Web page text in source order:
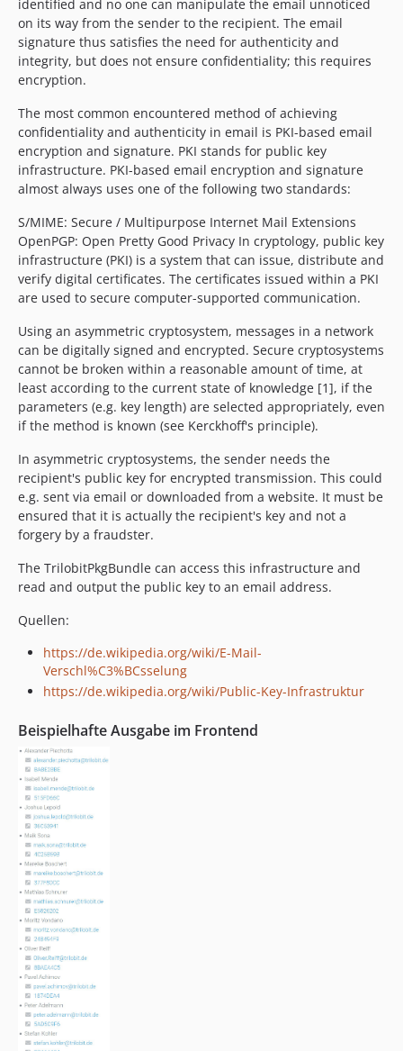
identified and no one can manipulate the email unnoticed
on its way from the sender to the recipient. The email
signature thus satisfies the need for authenticity and
integrity, but does not ensure confidentiality; this requires
encryption.
The most common encountered method of achieving
confidentiality and authenticity in email is PKI-based email
encryption and signature. PKI stands for public key
infrastructure. PKI-based email encryption and signature
almost always uses one of the following two standards:
S/MIME: Secure / Multipurpose Internet Mail Extensions
OpenPGP: Open Pretty Good Privacy In cryptology, public key
infrastructure (PKI) is a system that can issue, distribute and
verify digital certificates. The certificates issued within a PKI
are used to secure computer-supported communication.
Using an asymmetric cryptosystem, messages in a network
can be digitally signed and encrypted. Secure cryptosystems
cannot be broken within a reasonable amount of time, at
least according to the current state of knowledge [1], if the
parameters (e.g. key length) are selected appropriately, even
if the method is known (see Kerckhoff's principle).
In asymmetric cryptosystems, the sender needs the
recipient's public key for encrypted transmission. This could
e.g. sent via email or downloaded from a website. It must be
ensured that it is actually the recipient's key and not a
forgery by a fraudster.
The TrilobitPkgBundle can access this infrastructure and
read and output the public key to an email address.
Quellen:
https://de.wikipedia.org/wiki/E-Mail-
Verschl%C3%BCsselung
https://de.wikipedia.org/wiki/Public-Key-Infrastruktur
Beispielhafte Ausgabe im Frontend